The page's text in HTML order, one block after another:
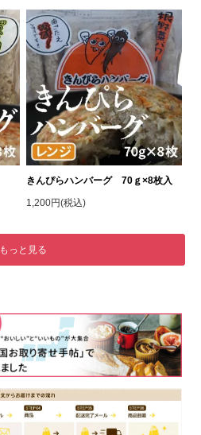
きんぴらハンバーグ 70ｇ×8枚入
1,200円(税込)
もっと見る